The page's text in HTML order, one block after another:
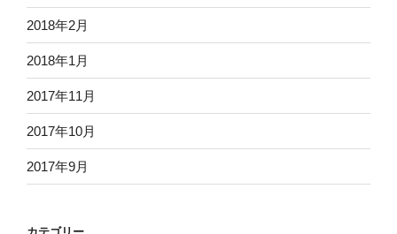
2018年2月
2018年1月
2017年11月
2017年10月
2017年9月